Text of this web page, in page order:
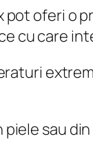
pot oferi o
cu care
sau